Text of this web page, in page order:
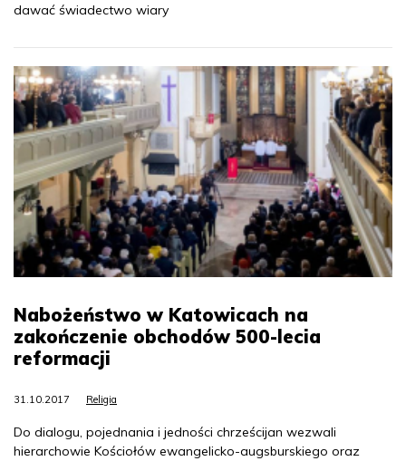
dawać świadectwo wiary
Nabożeństwo w Katowicach na
zakończenie obchodów 500-lecia
reformacji
31.10.2017 Religia
Do dialogu, pojednania i jedności chrześcijan wezwali
hierarchowie Kościołów ewangelicko-augsburskiego oraz